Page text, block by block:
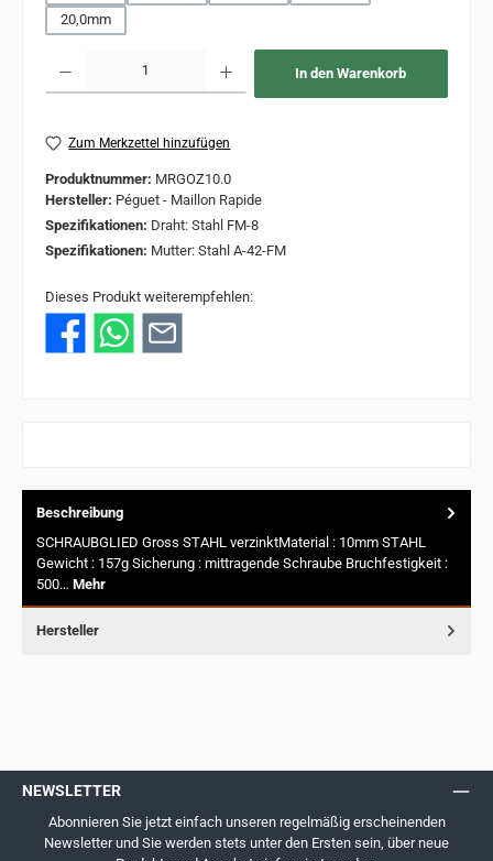
20,0mm
In den Warenkorb
Zum Merkzettel hinzufügen
Produktnummer: MRGOZ10.0
Hersteller: Péguet - Maillon Rapide
Spezifikationen: Draht: Stahl FM-8
Spezifikationen: Mutter: Stahl A-42-FM
Dieses Produkt weiterempfehlen:
Beschreibung
SCHRAUBGLIED Gross STAHL verzinktMaterial : 10mm STAHL
Gewicht : 157g Sicherung : mittragende Schraube Bruchfestigkeit :
500… Mehr
Hersteller
NEWSLETTER
Abonnieren Sie jetzt einfach unseren regelmäßig erscheinenden
Newsletter und Sie werden stets unter den Ersten sein, über neue